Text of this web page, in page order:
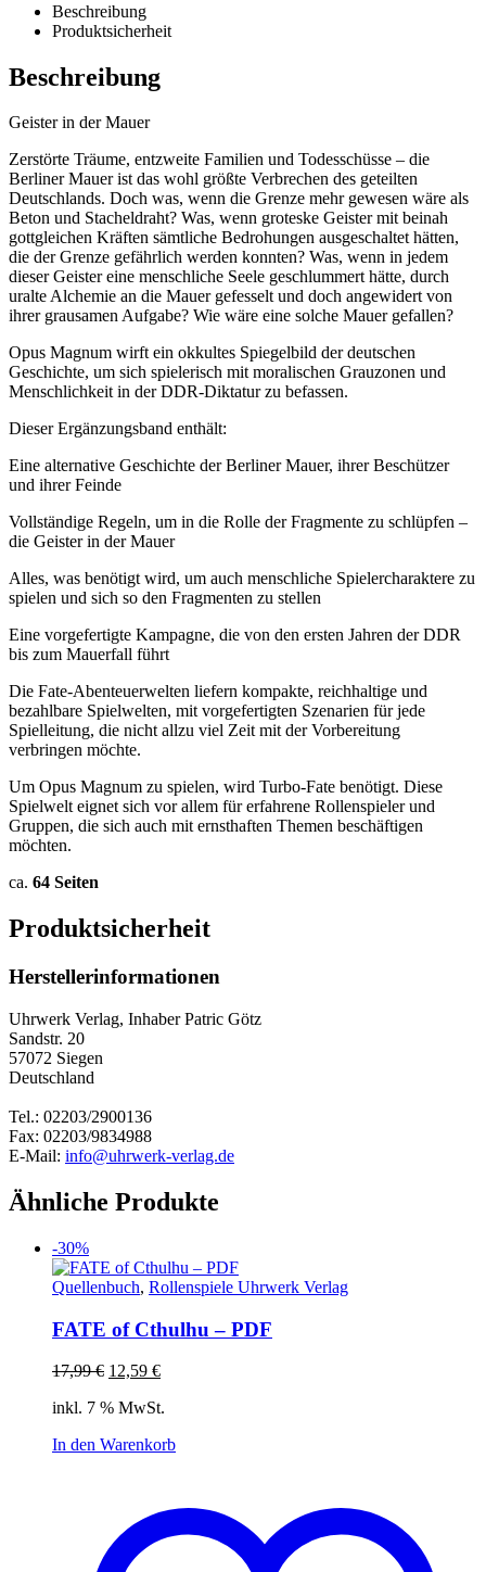
Beschreibung
Produktsicherheit
Beschreibung
Geister in der Mauer
Zerstörte Träume, entzweite Familien und Todesschüsse – die
Berliner Mauer ist das wohl größte Verbrechen des geteilten
Deutschlands. Doch was, wenn die Grenze mehr gewesen wäre als
Beton und Stacheldraht? Was, wenn groteske Geister mit beinah
gottgleichen Kräften sämtliche Bedrohungen ausgeschaltet hätten,
die der Grenze gefährlich werden konnten? Was, wenn in jedem
dieser Geister eine menschliche Seele geschlummert hätte, durch
uralte Alchemie an die Mauer gefesselt und doch angewidert von
ihrer grausamen Aufgabe? Wie wäre eine solche Mauer gefallen?
Opus Magnum wirft ein okkultes Spiegelbild der deutschen
Geschichte, um sich spielerisch mit moralischen Grauzonen und
Menschlichkeit in der DDR-Diktatur zu befassen.
Dieser Ergänzungsband enthält:
Eine alternative Geschichte der Berliner Mauer, ihrer Beschützer
und ihrer Feinde
Vollständige Regeln, um in die Rolle der Fragmente zu schlüpfen –
die Geister in der Mauer
Alles, was benötigt wird, um auch menschliche Spielercharaktere zu
spielen und sich so den Fragmenten zu stellen
Eine vorgefertigte Kampagne, die von den ersten Jahren der DDR
bis zum Mauerfall führt
Die Fate-Abenteuerwelten liefern kompakte, reichhaltige und
bezahlbare Spielwelten, mit vorgefertigten Szenarien für jede
Spielleitung, die nicht allzu viel Zeit mit der Vorbereitung
verbringen möchte.
Um Opus Magnum zu spielen, wird Turbo-Fate benötigt. Diese
Spielwelt eignet sich vor allem für erfahrene Rollenspieler und
Gruppen, die sich auch mit ernsthaften Themen beschäftigen
möchten.
ca. 64 Seiten
Produktsicherheit
Herstellerinformationen
Uhrwerk Verlag, Inhaber Patric Götz
Sandstr. 20
57072 Siegen
Deutschland
Tel.: 02203/2900136
Fax: 02203/9834988
E-Mail: info@uhrwerk-verlag.de
Ähnliche Produkte
-30%
Quellenbuch, Rollenspiele Uhrwerk Verlag
FATE of Cthulhu – PDF
17,99€ Ursprünglicher
war:
12,59 €Aktueller
ist:
inkl. 7 % MwSt.
In den Warenkorb